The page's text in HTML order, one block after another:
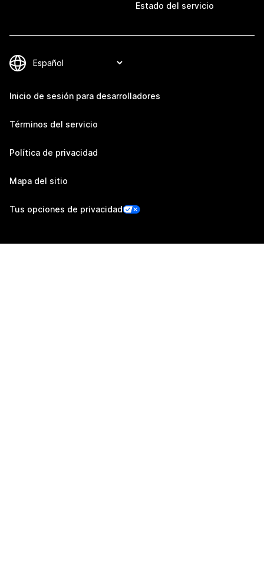
Estado del servicio
Inicio de sesión para desarrolladores
Términos del servicio
Política de privacidad
Mapa del sitio
Tus opciones de privacidad